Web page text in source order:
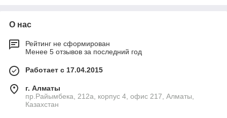
О нас
Рейтинг не сформирован
Менее 5 отзывов за последний год
Работает с 17.04.2015
г. Алматы
пр.Райымбека, 212а, корпус 4, офис 217, Алматы,
Казахстан